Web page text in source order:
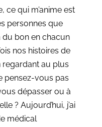
ce qui m’anime est
personnes que
du bon en chacun
nos histoires de
regardant au plus
pensez-vous pas
dépasser ou à
? Aujourd’hui, j’ai
médical